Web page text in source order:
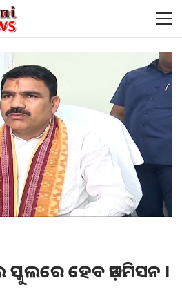
ସ୍କୁଲରେ ହେବ ଆଡ଼ମିସନ ।